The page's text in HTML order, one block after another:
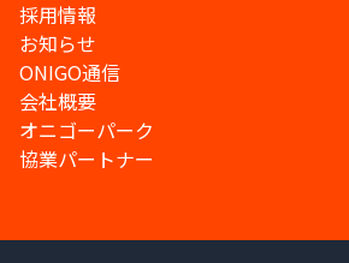
採用情報
お知らせ
ONIGO通信
会社概要
オニゴーパーク
協業パートナー